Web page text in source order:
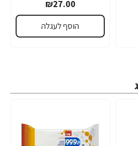
₪27.00
הוסף לעגלה